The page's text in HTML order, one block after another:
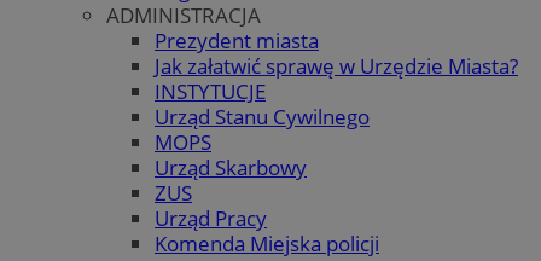
ADMINISTRACJA
Prezydent miasta
Jak załatwić sprawę w Urzędzie Miasta?
INSTYTUCJE
Urząd Stanu Cywilnego
MOPS
Urząd Skarbowy
ZUS
Urząd Pracy
Komenda Miejska policji